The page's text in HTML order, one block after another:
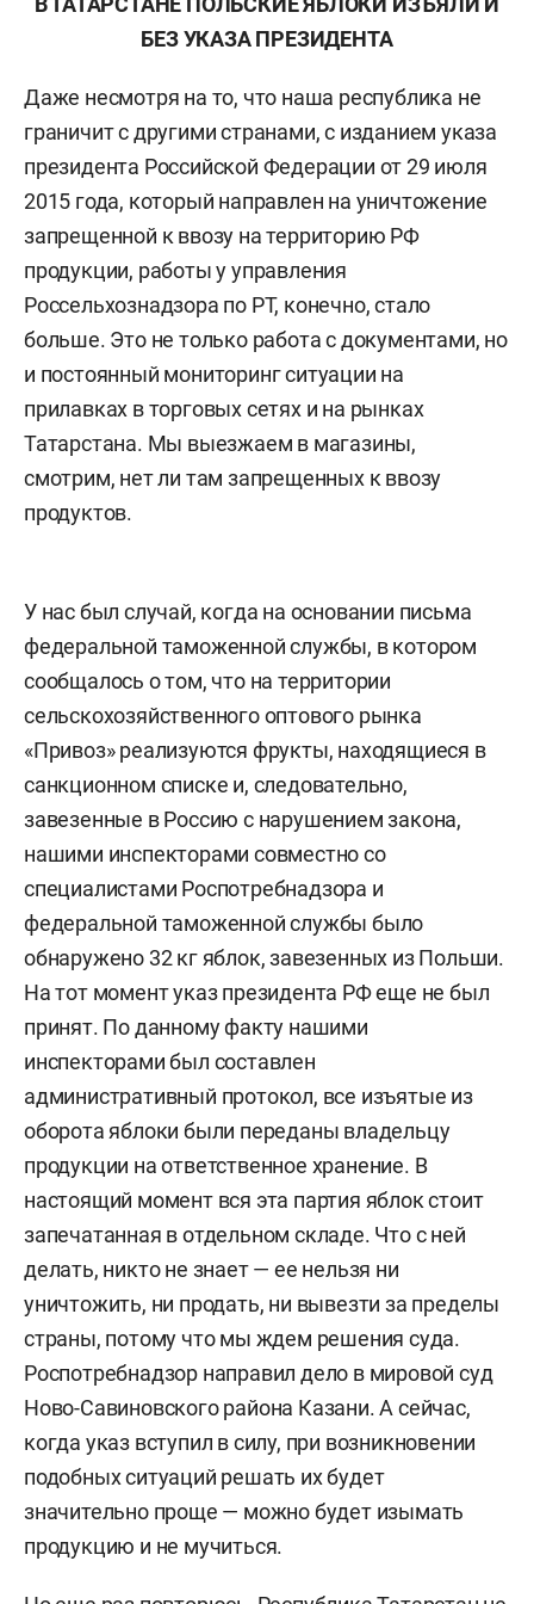
БЕЗ УКАЗА ПРЕЗИДЕНТА
Даже несмотря на то, что наша республика не
граничит с другими странами, с изданием указа
президента Российской Федерации от 29 июля
2015 года, который направлен на уничтожение
запрещенной к ввозу на территорию РФ
продукции, работы у управления
Россельхознадзора по РТ, конечно, стало
больше. Это не только работа с документами, но
и постоянный мониторинг ситуации на
прилавках в торговых сетях и на рынках
Татарстана. Мы выезжаем в магазины,
смотрим, нет ли там запрещенных к ввозу
продуктов.
У нас был случай, когда на основании письма
федеральной таможенной службы, в котором
сообщалось о том, что на территории
сельскохозяйственного оптового рынка
«Привоз» реализуются фрукты, находящиеся в
санкционном списке и, следовательно,
завезенные в Россию с нарушением закона,
нашими инспекторами совместно со
специалистами Роспотребнадзора и
федеральной таможенной службы было
обнаружено 32 кг яблок, завезенных из Польши.
На тот момент указ президента РФ еще не был
принят. По данному факту нашими
инспекторами был составлен
административный протокол, все изъятые из
оборота яблоки были переданы владельцу
продукции на ответственное хранение. В
настоящий момент вся эта партия яблок стоит
запечатанная в отдельном складе. Что с ней
делать, никто не знает — ее нельзя ни
уничтожить, ни продать, ни вывезти за пределы
страны, потому что мы ждем решения суда.
Роспотребнадзор направил дело в мировой суд
Ново-Савиновского района Казани. А сейчас,
когда указ вступил в силу, при возникновении
подобных ситуаций решать их будет
значительно проще — можно будет изымать
продукцию и не мучиться.